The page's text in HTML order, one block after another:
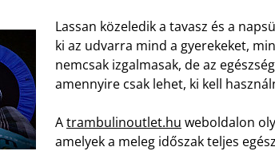
Lassan közeledik a tavasz és a
ki az udvarra mind a gyerekeket,
nemcsak izgalmasak, de az
amennyire csak lehet, ki kell
Atrambulinoutlet.hu weboldalon
amelyek a meleg időszak teljes